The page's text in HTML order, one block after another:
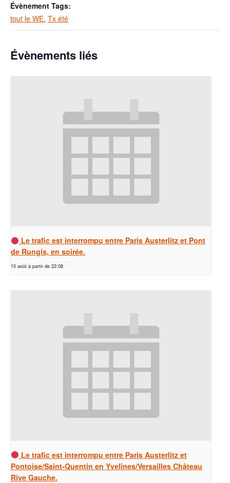
Évènement Tags:
tout le WE, Tx été
Évènements liés
Le trafic est interrompu entre Paris Austerlitz et Pont
de Rungis, en soirée.
10 août à partir de 22:08
Le trafic est interrompu entre Paris Austerlitz et
Pontoise/Saint-Quentin en Yvelines/Versailles Château
Rive Gauche.